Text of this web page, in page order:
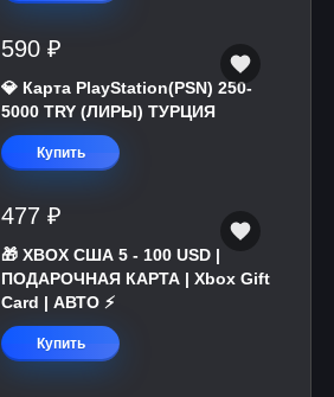
590 ₽
💎 Карта PlayStation(PSN) 250-
5000 TRY (ЛИРЫ) ТУРЦИЯ
Купить
477 ₽
🎁 XBOX США 5 - 100 USD |
ПОДАРОЧНАЯ КАРТА | Xbox Gift
Card | АВТО ⚡
Купить